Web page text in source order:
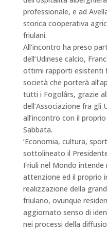
professionale, e ad
storica cooperativa
friulani.
All’incontro ha preso
dell’Udinese calcio,
ottimi rapporti esistenti
società che porterà
tutti i Fogolârs, grazie
dell’Associazione fra gli
all’incontro con il
Sabbata.
‘Economia, cultura,
sottolineato il
Friuli nel Mondo intende
attenzione ed il proprio
realizzazione della
friulano, ovunque
aggiornato senso di
nei processi della